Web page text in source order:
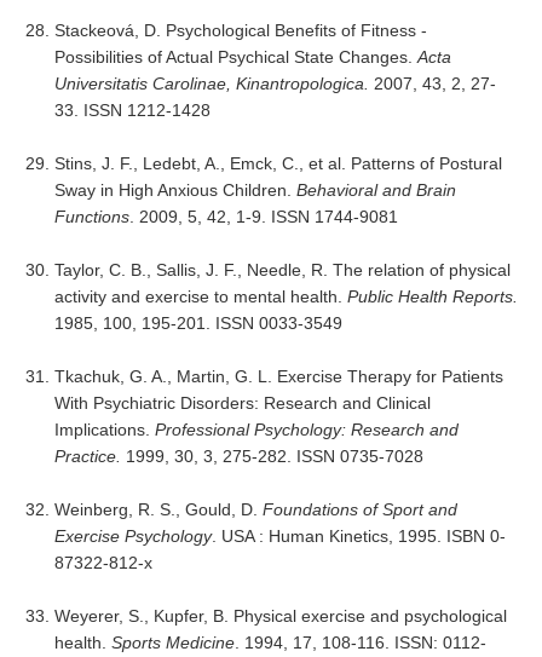
Stackeová, D. Psychological Benefits of Fitness -
Possibilities of Actual Psychical State Changes. Acta
Universitatis Carolinae, Kinantropologica.
2007, 43, 2, 27-
33. ISSN 1212-1428
Stins, J. F., Ledebt, A., Emck, C., et al. Patterns of Postural
Sway in High Anxious Children. Behavioral and Brain
Functions . 2009, 5, 42, 1-9. ISSN 1744-9081
Taylor, C. B., Sallis, J. F., Needle, R. The relation of physical
activity and exercise to mental health. Public Health Reports.
1985, 100, 195-201. ISSN 0033-3549
Tkachuk, G. A., Martin, G. L. Exercise Therapy for Patients
With Psychiatric Disorders: Research and Clinical
Implications. Professional Psychology: Research and
Practice. 1999, 30, 3, 275-282. ISSN 0735-7028
Weinberg, R. S., Gould, D. Foundations of Sport and
Exercise Psychology. USA : Human Kinetics, 1995. ISBN 0-
87322-812-x
Weyerer, S., Kupfer, B. Physical exercise and psychological
health. Sports Medicine . 1994, 17, 108-116. ISSN: 0112-